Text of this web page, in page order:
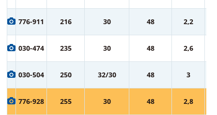
776-911 216 30 48 2,2
030-474 235 30 48 2,6
030-504 250 32/30 48 3
776-928 255 30 48 2,8